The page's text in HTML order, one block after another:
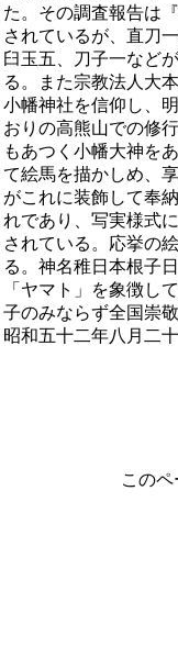
た。その調査報告は
されているが、直刀
臼玉五、刀子一など
る。また宗教法人大
小幡神社を信仰し、
おりの高熊山での修
もあつく小幡大神を
て絵馬を描かしめ、
がこれに装飾して奉
れであり、写実様式
されている。応挙の
る。神名稚日本根子
「ヤマト」を象徴し
子のみならず全国崇
昭和五十二年八月二
このペ